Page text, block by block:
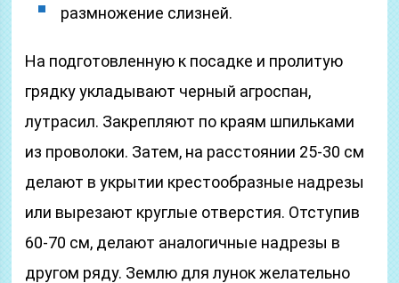
размножение слизней.
На подготовленную к посадке и пролитую
грядку укладывают черный агроспан,
лутрасил. Закрепляют по краям шпильками
из проволоки. Затем, на расстоянии 25-30 см
делают в укрытии крестообразные надрезы
или вырезают круглые отверстия. Отступив
60-70 см, делают аналогичные надрезы в
другом ряду. Землю для лунок желательно